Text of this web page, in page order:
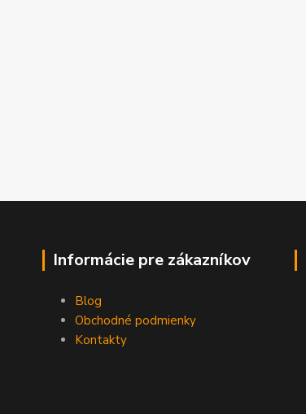
Informácie pre zákazníkov
Blog
Obchodné podmienky
Kontakty